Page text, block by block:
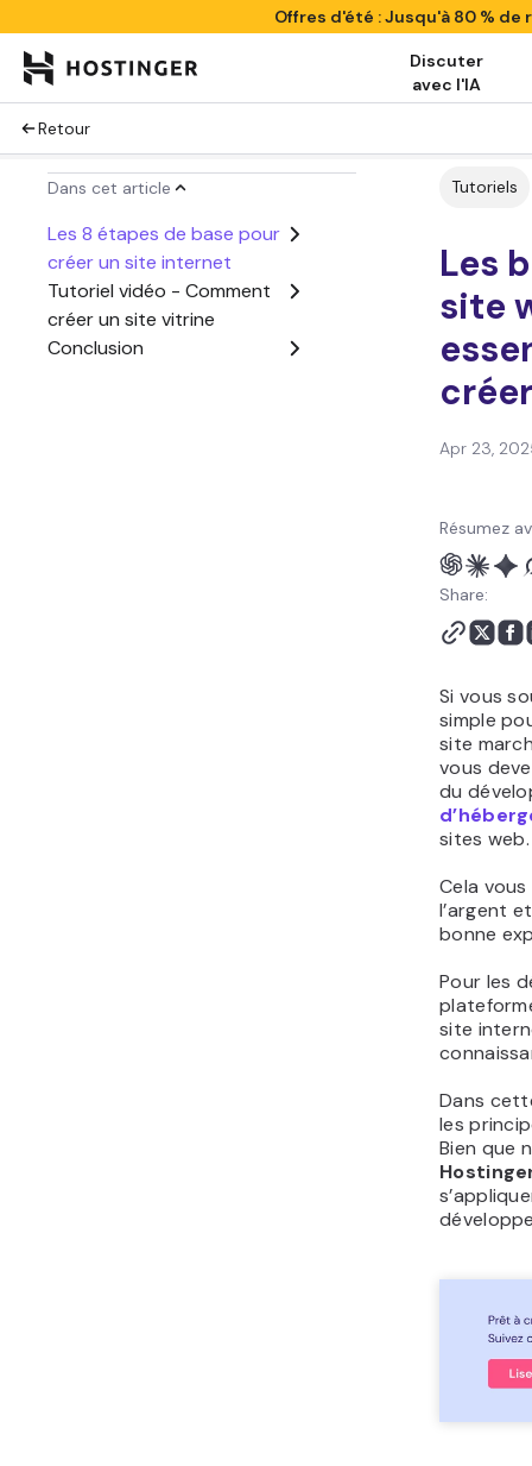
Offres d'été : Jusqu'à 80 % de
Discuter
avec l'IA
Retour
Dans cet article
Les 8 étapes de base pour
créer un site internet
Tutoriel vidéo - Comment
créer un site vitrine
Conclusion
Tutoriels
Les
site
Apr 23,
Résumez
Share:
Si vous
simple
site
vous
du
sites web.
Cela
l’argent
bonne
Pour les
site
Dans
les
Bien que